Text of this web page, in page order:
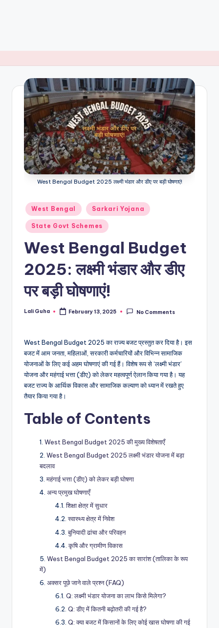
West Bengal Budget 2025 लक्ष्मी भंडार और डीए पर बड़ी घोषणाएं!
Posted
in
West Bengal Sarkari Yojana
State Govt Schemes
West Bengal Budget
2025: लक्ष्मी भंडार और डीए
पर बड़ी घोषणाएं!
Posted
Lali Guha February 13, 2025 No Comments
West Bengal Budget 2025 का राज्य बजट प्रस्तुत कर दिया है। इस
बजट में आम जनता, महिलाओं, सरकारी कर्मचारियों और विभिन्न सामाजिक
योजनाओं के लिए कई अहम घोषणाएं की गई हैं। विशेष रूप से ‘लक्ष्मी भंडार’
योजना और महंगाई भत्ता (डीए) को लेकर महत्वपूर्ण ऐलान किया गया है। यह
बजट राज्य के आर्थिक विकास और सामाजिक कल्याण को ध्यान में रखते हुए
तैयार किया गया है।
Table of Contents
West Bengal Budget 2025 की मुख्य विशेषताएँ
West Bengal Budget 2025 लक्ष्मी भंडार योजना में बड़ा
बदलाव
महंगाई भत्ता (डीए) को लेकर बड़ी घोषणा
अन्य प्रमुख घोषणाएँ
शिक्षा क्षेत्र में सुधार
स्वास्थ्य क्षेत्र में निवेश
बुनियादी ढांचा और परिवहन
कृषि और ग्रामीण विकास
West Bengal Budget 2025 का सारांश (तालिका के रूप
में)
अक्सर पूछे जाने वाले प्रश्न (FAQ)
Q: लक्ष्मी भंडार योजना का लाभ किसे मिलेगा?
Q: डीए में कितनी बढ़ोतरी की गई है?
Q: क्या बजट में किसानों के लिए कोई खास घोषणा की गई